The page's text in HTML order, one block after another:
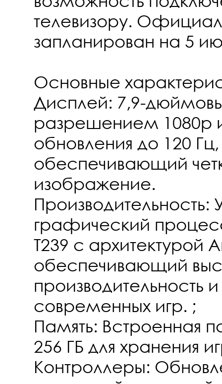
телевизору.
запланирован на 5
Основные
Дисплей: 7,9-
разрешением 1080p
обновления до 120 Гц,
обеспечивающий
изображение.
графический
T239 с архитектурой
обеспечивающий
производительность
современных игр. ;
Память: Встроенная
256 ГБ для хранения
Контроллеры: